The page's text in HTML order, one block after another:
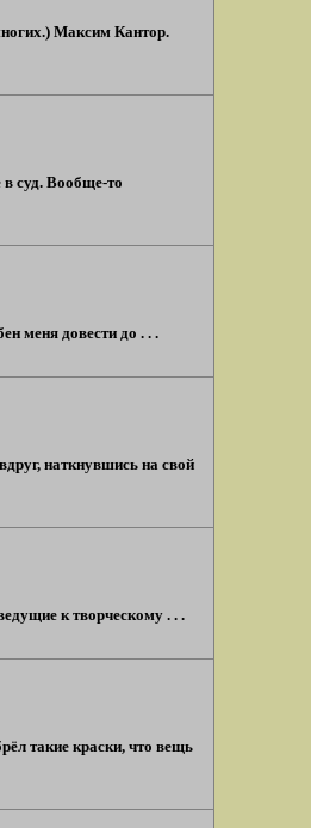
Максим Кантор.
в суд. Вообще-то
меня довести до . . .
наткнувшись на свой
к творческому . . .
такие краски, что вещь